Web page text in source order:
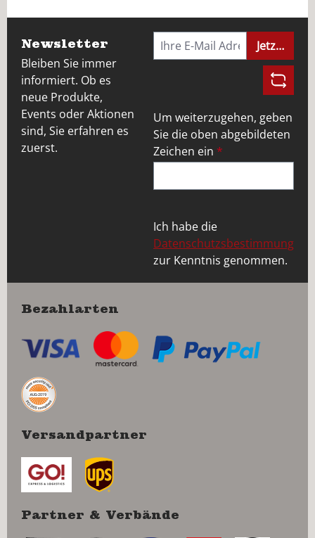
Newsletter
Bleiben Sie immer
informiert. Ob es
neue Produkte,
Events oder Aktionen
sind, Sie erfahren es
zuerst.
Jetzt
Um weiterzugehen, geben
Sie die oben abgebildeten
Zeichen ein *
Ich habe die
Datenschutzsbestimmung
zur Kenntnis genommen.
Bezahlarten
Versandpartner
Partner & Verbände